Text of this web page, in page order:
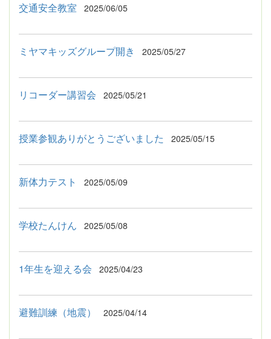
交通安全教室 2025/06/05
ミヤマキッズグループ開き 2025/05/27
リコーダー講習会 2025/05/21
授業参観ありがとうございました 2025/05/15
新体力テスト 2025/05/09
学校たんけん 2025/05/08
1年生を迎える会 2025/04/23
避難訓練（地震） 2025/04/14